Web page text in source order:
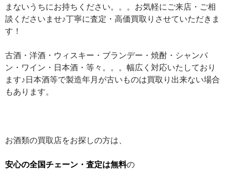
まないうちにお持ちください。。。お気軽にご来店・ご相
談くださいませ♪丁寧に査定・高価買取りさせていただきま
す！
古酒・洋酒・ウィスキー・ブランデー・焼酎・シャンパ
ン・ワイン・日本酒・等々。。。幅広く対応いたしており
ます♪日本酒等で製造年月が古いものは買取り出来ない場合
もあります。
お酒類の買取店をお探しの方は、
安心の全国チェーン・査定は無料の